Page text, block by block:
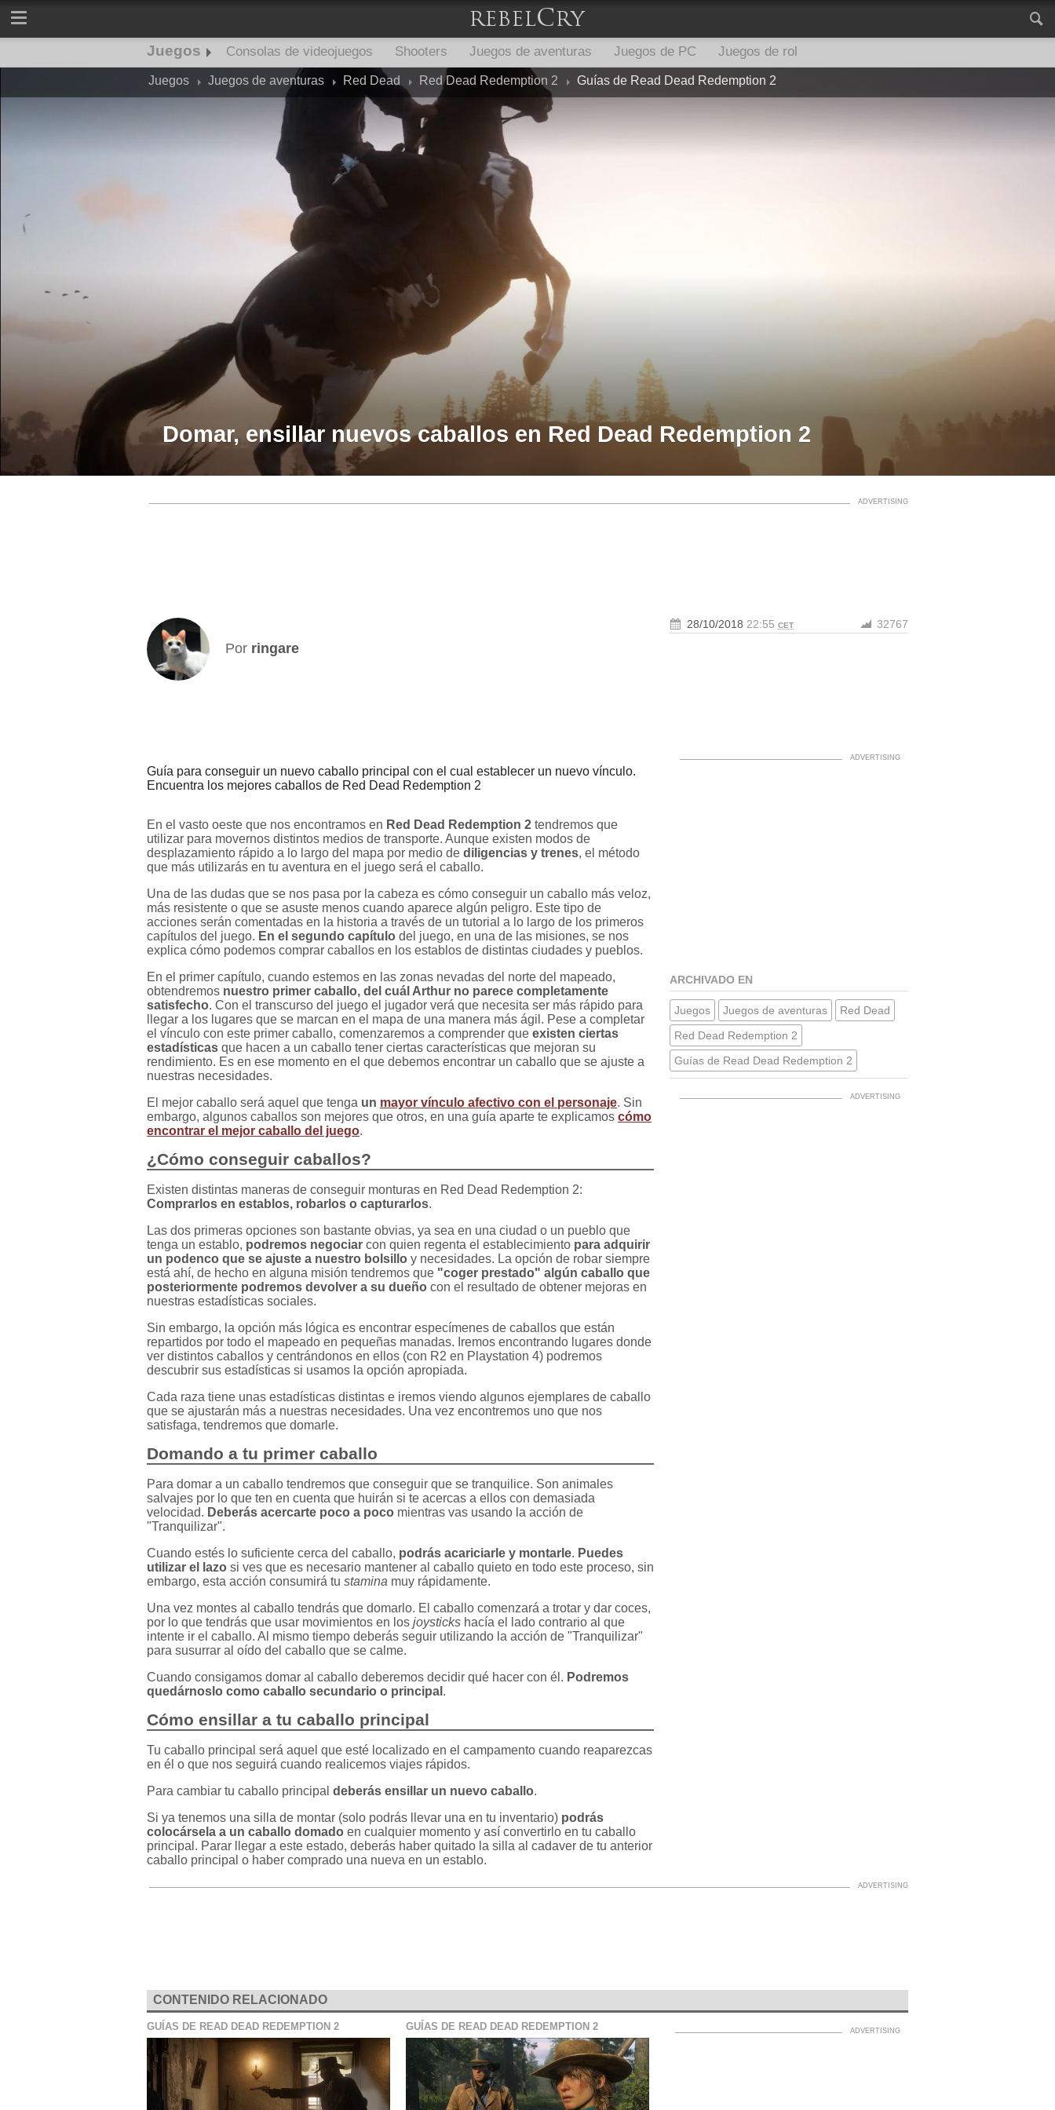
Juegos Consolas de videojuegos Shooters Juegos de aventuras Juegos de PC Juegos de rol
Juegos Juegos de aventuras Red Dead Red Dead Redemption 2 Guías de Read Dead Redemption 2
Domar, ensillar nuevos caballos en Red Dead Redemption 2
Por ringare
28/10/2018 22:55 CET 32767
Guía para conseguir un nuevo caballo principal con el cual establecer un nuevo vínculo.
Encuentra los mejores caballos de Red Dead Redemption 2
En el vasto oeste que nos encontramos en Red Dead Redemption 2 tendremos que
utilizar para movernos distintos medios de transporte. Aunque existen modos de
desplazamiento rápido a lo largo del mapa por medio de diligencias y trenes, el método
que más utilizarás en tu aventura en el juego será el caballo.
Una de las dudas que se nos pasa por la cabeza es cómo conseguir un caballo más veloz,
más resistente o que se asuste menos cuando aparece algún peligro. Este tipo de
acciones serán comentadas en la historia a través de un tutorial a lo largo de los primeros
capítulos del juego. En el segundo capítulo del juego, en una de las misiones, se nos
explica cómo podemos comprar caballos en los establos de distintas ciudades y pueblos.
En el primer capítulo, cuando estemos en las zonas nevadas del norte del mapeado,
obtendremos nuestro primer caballo, del cuál Arthur no parece completamente
satisfecho. Con el transcurso del juego el jugador verá que necesita ser más rápido para
llegar a los lugares que se marcan en el mapa de una manera más ágil. Pese a completar
el vínculo con este primer caballo, comenzaremos a comprender que existen ciertas
estadísticas que hacen a un caballo tener ciertas características que mejoran su
rendimiento. Es en ese momento en el que debemos encontrar un caballo que se ajuste a
nuestras necesidades.
El mejor caballo será aquel que tenga un mayor vínculo afectivo con el personaje. Sin
embargo, algunos caballos son mejores que otros, en una guía aparte te explicamos cómo
encontrar el mejor caballo del juego.
¿Cómo conseguir caballos?
Existen distintas maneras de conseguir monturas en Red Dead Redemption 2:
Comprarlos en establos, robarlos o capturarlos.
Las dos primeras opciones son bastante obvias, ya sea en una ciudad o un pueblo que
tenga un establo, podremos negociar con quien regenta el establecimiento para adquirir
un podenco que se ajuste a nuestro bolsillo y necesidades. La opción de robar siempre
está ahí, de hecho en alguna misión tendremos que "coger prestado" algún caballo que
posteriormente podremos devolver a su dueño con el resultado de obtener mejoras en
nuestras estadísticas sociales.
Sin embargo, la opción más lógica es encontrar especímenes de caballos que están
repartidos por todo el mapeado en pequeñas manadas. Iremos encontrando lugares donde
ver distintos caballos y centrándonos en ellos (con R2 en Playstation 4) podremos
descubrir sus estadísticas si usamos la opción apropiada.
Cada raza tiene unas estadísticas distintas e iremos viendo algunos ejemplares de caballo
que se ajustarán más a nuestras necesidades. Una vez encontremos uno que nos
satisfaga, tendremos que domarle.
Domando a tu primer caballo
Para domar a un caballo tendremos que conseguir que se tranquilice. Son animales
salvajes por lo que ten en cuenta que huirán si te acercas a ellos con demasiada
velocidad. Deberás acercarte poco a poco mientras vas usando la acción de
"Tranquilizar".
Cuando estés lo suficiente cerca del caballo, podrás acariciarle y montarle. Puedes
utilizar el lazo si ves que es necesario mantener al caballo quieto en todo este proceso, sin
embargo, esta acción consumirá tu stamina muy rápidamente.
Una vez montes al caballo tendrás que domarlo. El caballo comenzará a trotar y dar coces,
por lo que tendrás que usar movimientos en los joysticks hacía el lado contrario al que
intente ir el caballo. Al mismo tiempo deberás seguir utilizando la acción de "Tranquilizar"
para susurrar al oído del caballo que se calme.
Cuando consigamos domar al caballo deberemos decidir qué hacer con él. Podremos
quedárnoslo como caballo secundario o principal .
Cómo ensillar a tu caballo principal
Tu caballo principal será aquel que esté localizado en el campamento cuando reaparezcas
en él o que nos seguirá cuando realicemos viajes rápidos.
Para cambiar tu caballo principal deberás ensillar un nuevo caballo.
Si ya tenemos una silla de montar (solo podrás llevar una en tu inventario) podrás
colocársela a un caballo domado en cualquier momento y así convertirlo en tu caballo
principal. Parar llegar a este estado, deberás haber quitado la silla al cadaver de tu anterior
caballo principal o haber comprado una nueva en un establo.
ARCHIVADO EN
Juegos Juegos de aventuras
Red Dead
Red Dead Redemption 2
Guías de Read Dead Redemption 2
CONTENIDO RELACIONADO
GUÍAS DE READ DEAD REDEMPTION 2 GUÍAS DE READ DEAD REDEMPTION 2